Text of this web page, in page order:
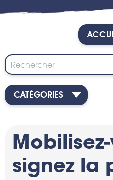
CATÉGORIES
signez la